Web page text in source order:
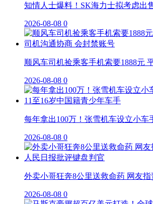
知情人士爆料！SK海力士拟考虑出
2026-08-08 0
顺风车司机捡乘客手机索要1888元
2026-08-08 0
每年拿出100万！张雪机车设立小车
2026-08-08 0
外卖小哥狂奔8公里送救命药 网友
2026-08-08 0